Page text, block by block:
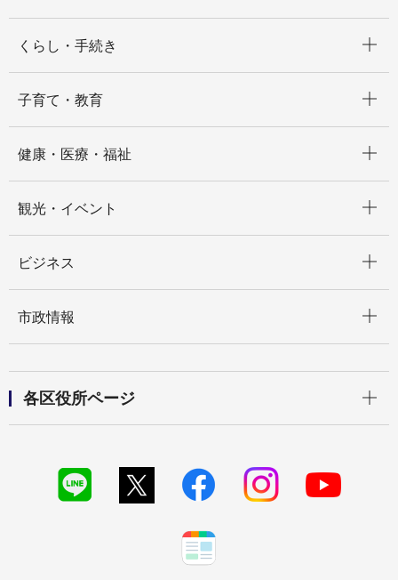
くらし・手続き
子育て・教育
健康・医療・福祉
観光・イベント
ビジネス
市政情報
各区役所ページ